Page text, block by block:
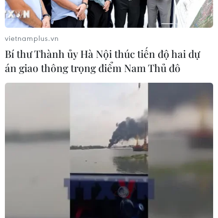
08/08/2026 15:01
Nông sản Việt Nam còn nhiều dư địa
tại thị trường Algeria
08/08/2026 12:55
Dữ liệu việc làm Mỹ mở thêm dư địa
cho giá vàng trong tuần qua
08/08/2026 04:29
Nghệ An: OCOP đã có thương hiệu,
vì sao nông sản vẫn lo đầu ra?
vietnamplus.vn
Bí thư Thành ủy Hà Nội thúc tiến độ hai dự
án giao thông trọng điểm Nam Thủ đô